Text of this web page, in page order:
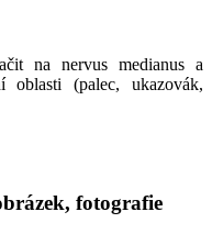
na nervus medianus a
oblasti (palec, ukazovák,
fotografie